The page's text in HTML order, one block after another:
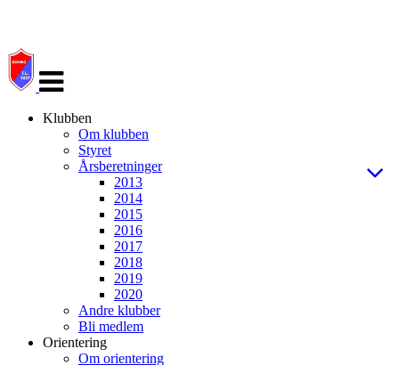
navigasjon
Klubben
Om klubben
Styret
Årsberetninger
2013
2014
2015
2016
2017
2018
2019
2020
Andre klubber
Bli medlem
Orientering
Om orientering